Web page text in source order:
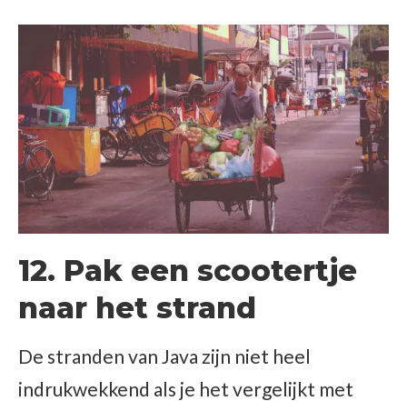
12. Pak een scootertje
naar het strand
De stranden van Java zijn niet heel
indrukwekkend als je het vergelijkt met